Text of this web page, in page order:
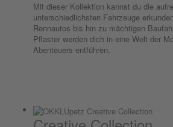
Mit dieser Kollektion kannst du die
unterschiedlichsten Fahrzeuge
Rennautos bis hin zu mächtigen
Pflaster werden dich in eine Welt der
Abenteuers entführen.